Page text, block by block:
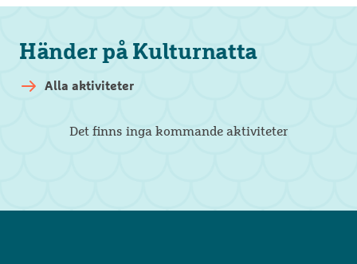
Händer på Kulturnatta
Alla aktiviteter
Det finns inga kommande aktiviteter